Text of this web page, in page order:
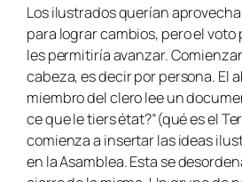
Los ilustrados querían
para lograr cambios, pero el
les permitiría avanzar.
cabeza, es decir por persona. El
miembro del clero lee un
ce que le tiers état?”(qué es el
comienza a insertar las ideas
en la Asamblea. Esta se